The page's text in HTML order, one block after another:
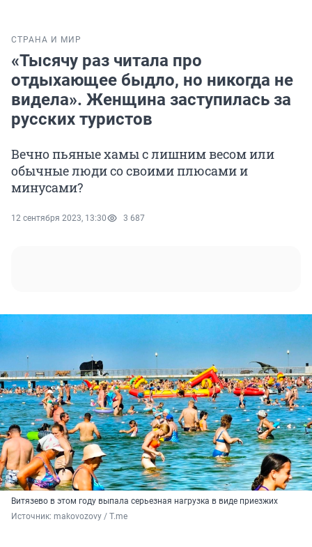
СТРАНА И МИР
«Тысячу раз читала про
отдыхающее быдло, но никогда не
видела». Женщина заступилась за
русских туристов
Вечно пьяные хамы с лишним весом или
обычные люди со своими плюсами и
минусами?
12 сентября 2023, 13:30 3 687
Витязево в этом году выпала серьезная нагрузка в виде приезжих
Источник: makovozovy / Т.me